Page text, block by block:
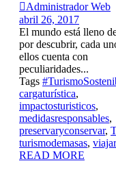
Administrador Web
abril 26, 2017
El mundo está lleno
por descubrir, cada
ellos cuenta con
peculiaridades...
Tags
cargaturística,
impactosturisticos,
medidasresponsables,
preservaryconservar,
turismodemasas, viajar
READ MORE